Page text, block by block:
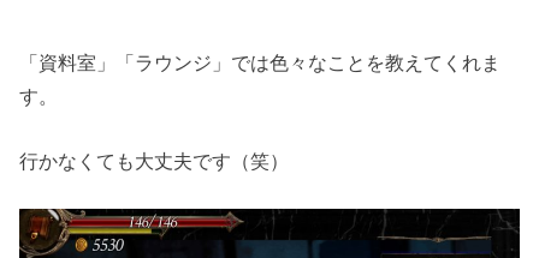
「資料室」「ラウンジ」では色々なことを教えてくれま
す。
行かなくても大丈夫です（笑）